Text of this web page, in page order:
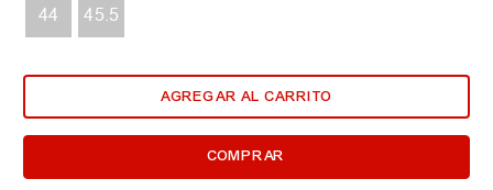
44 45.5
AGREGAR AL CARRITO
COMPRAR